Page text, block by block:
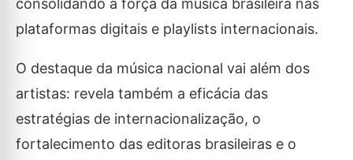
consolidando a força da música brasileira nas
plataformas digitais e playlists internacionais.
O destaque da música nacional vai além dos
artistas: revela também a eficácia das
estratégias de internacionalização, o
fortalecimento das editoras brasileiras e o